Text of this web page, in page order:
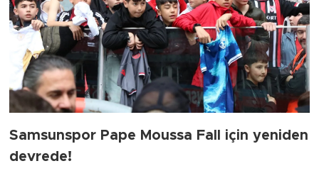
Samsunspor Pape Moussa Fall için yeniden
devrede!